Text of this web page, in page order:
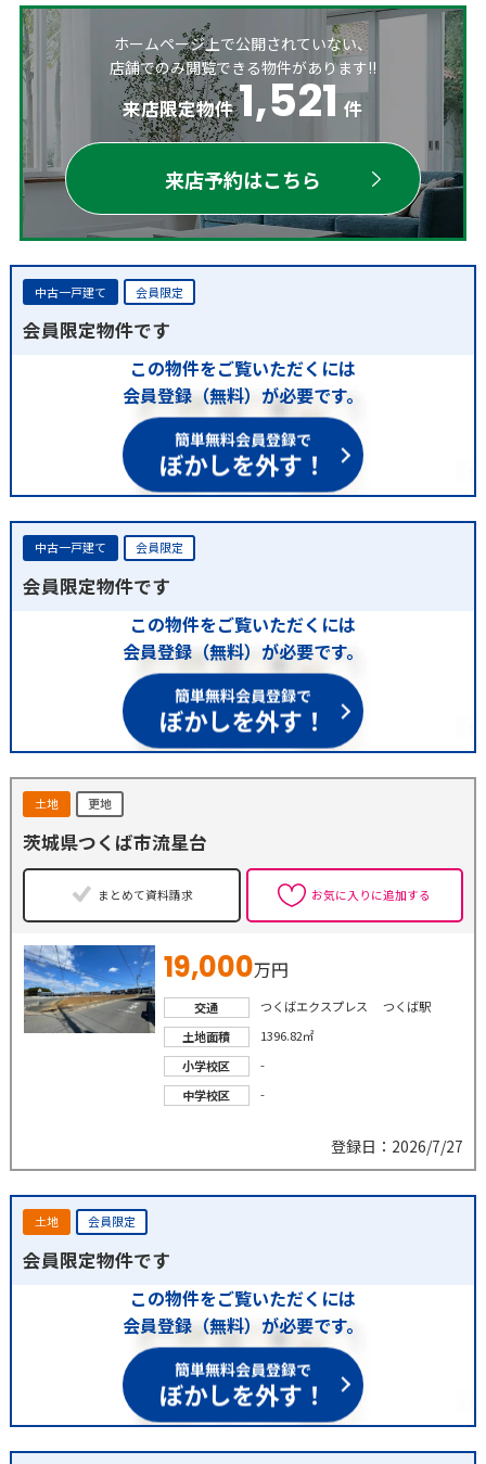
ホームページ上で公開されていない、
店舗でのみ閲覧できる物件があります!!
来店限定物件 1,521 件
来店予約はこちら
中古一戸建て 会員限定
会員限定物件です
この物件をご覧いただくには
会員登録（無料）が必要です。
簡単無料会員登録で
ぼかしを外す！
中古一戸建て 会員限定
会員限定物件です
この物件をご覧いただくには
会員登録（無料）が必要です。
簡単無料会員登録で
ぼかしを外す！
土地 更地
茨城県つくば市流星台
まとめて資料請求 お気に入りに追加する
19,000万円
交通
つくばエクスプレス つくば駅
土地面積
1396.82㎡
小学校区
-
中学校区
-
登録日：2026/7/27
土地 会員限定
会員限定物件です
この物件をご覧いただくには
会員登録（無料）が必要です。
簡単無料会員登録で
ぼかしを外す！